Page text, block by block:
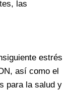
las
estrés
así como el
para la salud y